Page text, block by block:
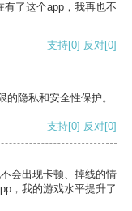
了这个app，我再也不
支持[0] 反对[0]
隐私和安全性保护。
支持[0] 反对[0]
会出现卡顿、掉线的情
，我的游戏水平提升了